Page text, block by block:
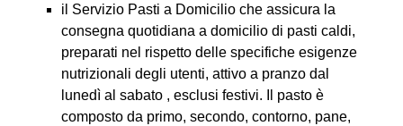
il Servizio Pasti a Domicilio che assicura la
consegna quotidiana a domicilio di pasti caldi,
preparati nel rispetto delle specifiche esigenze
nutrizionali degli utenti, attivo a pranzo dal
lunedì al sabato , esclusi festivi. Il pasto è
composto da primo, secondo, contorno, pane,